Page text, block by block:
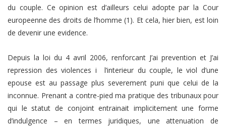
du couple. Ce opinion est d’ailleurs celui adopte par la Cour
europeenne des droits de l’homme (1). Et cela, hier bien, est loin
de devenir une evidence.
Depuis la loi du 4 avril 2006, renforcant J’ai prevention et J’ai
repression des violences i l’interieur du couple, le viol d’une
epouse est au passage plus severement puni que celui de la
inconnue. Prenant a contre-pied ma pratique des tribunaux pour
qui le statut de conjoint entrainait implicitement une forme
d’indulgence – en termes juridiques, une attenuation de